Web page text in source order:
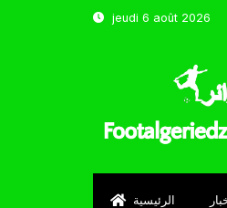
jeudi 6 août 2026
عن طموحاته مع المنتخب و شباب قسنطينة
الرئيسية